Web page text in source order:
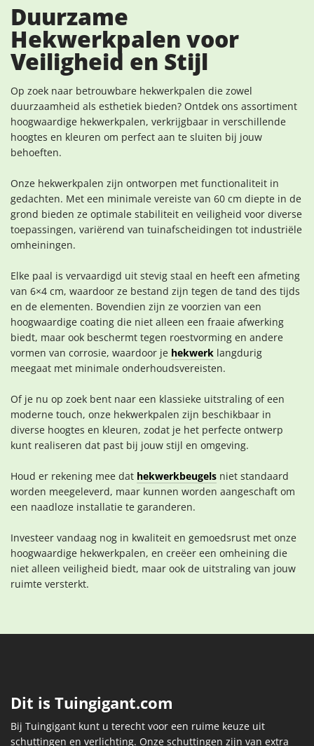
Duurzame
Hekwerkpalen voor
Veiligheid en Stijl
Op zoek naar betrouwbare hekwerkpalen die zowel
duurzaamheid als esthetiek bieden? Ontdek ons assortiment
hoogwaardige hekwerkpalen, verkrijgbaar in verschillende
hoogtes en kleuren om perfect aan te sluiten bij jouw
behoeften.
Onze hekwerkpalen zijn ontworpen met functionaliteit in
gedachten. Met een minimale vereiste van 60 cm diepte in de
grond bieden ze optimale stabiliteit en veiligheid voor diverse
toepassingen, variërend van tuinafscheidingen tot industriële
omheiningen.
Elke paal is vervaardigd uit stevig staal en heeft een afmeting
van 6×4 cm, waardoor ze bestand zijn tegen de tand des tijds
en de elementen. Bovendien zijn ze voorzien van een
hoogwaardige coating die niet alleen een fraaie afwerking
biedt, maar ook beschermt tegen roestvorming en andere
vormen van corrosie, waardoor je hekwerk langdurig
meegaat met minimale onderhoudsvereisten.
Of je nu op zoek bent naar een klassieke uitstraling of een
moderne touch, onze hekwerkpalen zijn beschikbaar in
diverse hoogtes en kleuren, zodat je het perfecte ontwerp
kunt realiseren dat past bij jouw stijl en omgeving.
Houd er rekening mee dat hekwerkbeugels niet standaard
worden meegeleverd, maar kunnen worden aangeschaft om
een naadloze installatie te garanderen.
Investeer vandaag nog in kwaliteit en gemoedsrust met onze
hoogwaardige hekwerkpalen, en creëer een omheining die
niet alleen veiligheid biedt, maar ook de uitstraling van jouw
ruimte versterkt.
Dit is Tuingigant.com
Bij Tuingigant kunt u terecht voor een ruime keuze uit
schuttingen en verlichting. Onze schuttingen zijn van extra